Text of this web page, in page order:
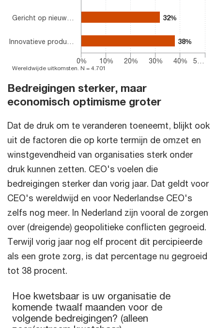
32%
32%
38%
38%
Gericht op nieuw…
Innovatieve produ…
0% 10% 20% 30% 40% 5…
Wereldwijde uitkomsten. N = 4.701
Bedreigingen sterker, maar
economisch optimisme groter
Dat de druk om te veranderen toeneemt, blijkt ook
uit de factoren die op korte termijn de omzet en
winstgevendheid van organisaties sterk onder
druk kunnen zetten. CEO's voelen die
bedreigingen sterker dan vorig jaar. Dat geldt voor
CEO's wereldwijd en voor Nederlandse CEO's
zelfs nog meer. In Nederland zijn vooral de zorgen
over (dreigende) geopolitieke conflicten gegroeid.
Terwijl vorig jaar nog elf procent dit percipieerde
als een grote zorg, is dat percentage nu gegroeid
tot 38 procent.
Hoe kwetsbaar is uw organisatie de komende twaalf
Bar chart with 2 data series.
The chart has 1 X axis displaying categories.
Hoe kwetsbaar is uw organisatie de
komende twaalf maanden voor de
volgende bedreigingen? (alleen